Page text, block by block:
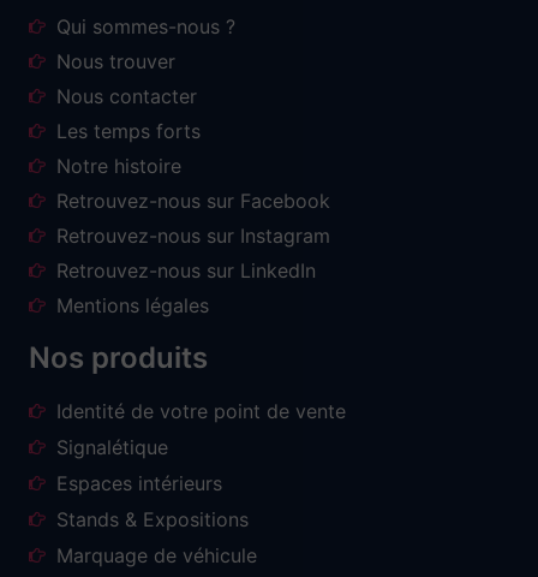
Qui sommes-nous ?
Nous trouver
Nous contacter
Les temps forts
Notre histoire
Retrouvez-nous sur Facebook
Retrouvez-nous sur Instagram
Retrouvez-nous sur LinkedIn
Mentions légales
Nos produits
Identité de votre point de vente
Signalétique
Espaces intérieurs
Stands & Expositions
Marquage de véhicule